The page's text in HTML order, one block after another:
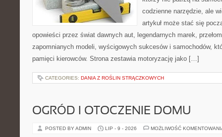
codzienne narzędzie, ale
artykuł może stać się
opowieści przez świat dawnych aut, legendarnych marek,
zapomnianych modeli, wyścigowych sukcesów i samochodów,
pamięci kierowców. Strona zestawia motoryzację jako […]
CATEGORIES: DANIA Z ROŚLIN STRĄCZKOWYCH
OGRÓD I OTOCZENIE DOMU
POSTED BY ADMIN LIP - 9 - 2026 MOŻLIWOŚĆ